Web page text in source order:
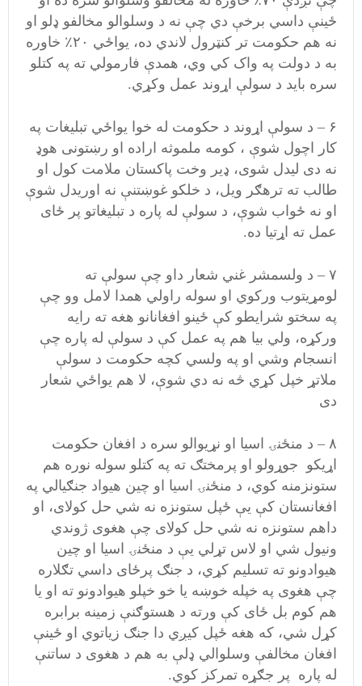
ځينې داسي برخې دي چې نه د وسلوالو مخالفو ډلو او
نه هم حکومت تر کنټرول لاندي ده، یواځي ۲۰٪ خاوره
به د دولت په واک کي وي، همدې فارمولي ته په کتلو
سره باید د سولې اړوند عمل وکړي.
۶ – د سولې اړوند د حکومت له خوا یواځي تبلیغات په
کار اچول شوې ، کومه ملموثه اراده او رښتونی هوډ
نه دی لیدل شوی، ډیر وخت پاکستان ملامت کول او
طالب ته ترهګر ویل، د خلکو غوښتنې نه اوریدل شوې
او نه ځواب شوې، د سولې له پاره د تبلیغاتو پر ځای
عمل ته اړتیا ده.
۷ – د ولسمشر غني شعار داو چې سولې ته
لومړیتوب ورکوي او سوله راولي همدا لامل وو چې
په سختو شرایطو کې ځینو افغانانو هغه ته رایه
ورکړه، ولي بیا هم په عمل کې د سولې له پاره چې
انسجام وشي او په ولسي کچه حکومت د سولې
ملاتړ خپل کړي څه نه دي شوې، لا هم یواځي شعار
دی
۸ – د منځنۍ اسیا او نړیوالو سره د افغان حکومت
اړیکو جوړولو او پرمختګ ته په کتلو سوله نوره هم
ستونزمنه کوي، د منځنۍ اسیا او چین هیواد جنګیالي په
افغانستان کې يې ځپل ستونزه نه شي حل کولای، او
داهم ستونزه نه شي حل کولای چې هغوی ژوندي
ونیول شي او لاس تړلي يې د منځنۍ اسیا او چین
هیوادونو ته تسلیم کړي، د جنګ پرځای داسي تګلاره
چې هغوی په خپله خوښه یا خو خپلو هیوادونو ته او یا
هم کوم بل ځای کې ورته د هستوګنې زمینه برابره
کړل شي، که هغه ځپل کیږي دا جنګ زیاتوي او ځينې
افغان مخالفې وسلوالي ډلې به هم د هغوی د ساتنې
له پاره پر جګړه تمرکز کوي.